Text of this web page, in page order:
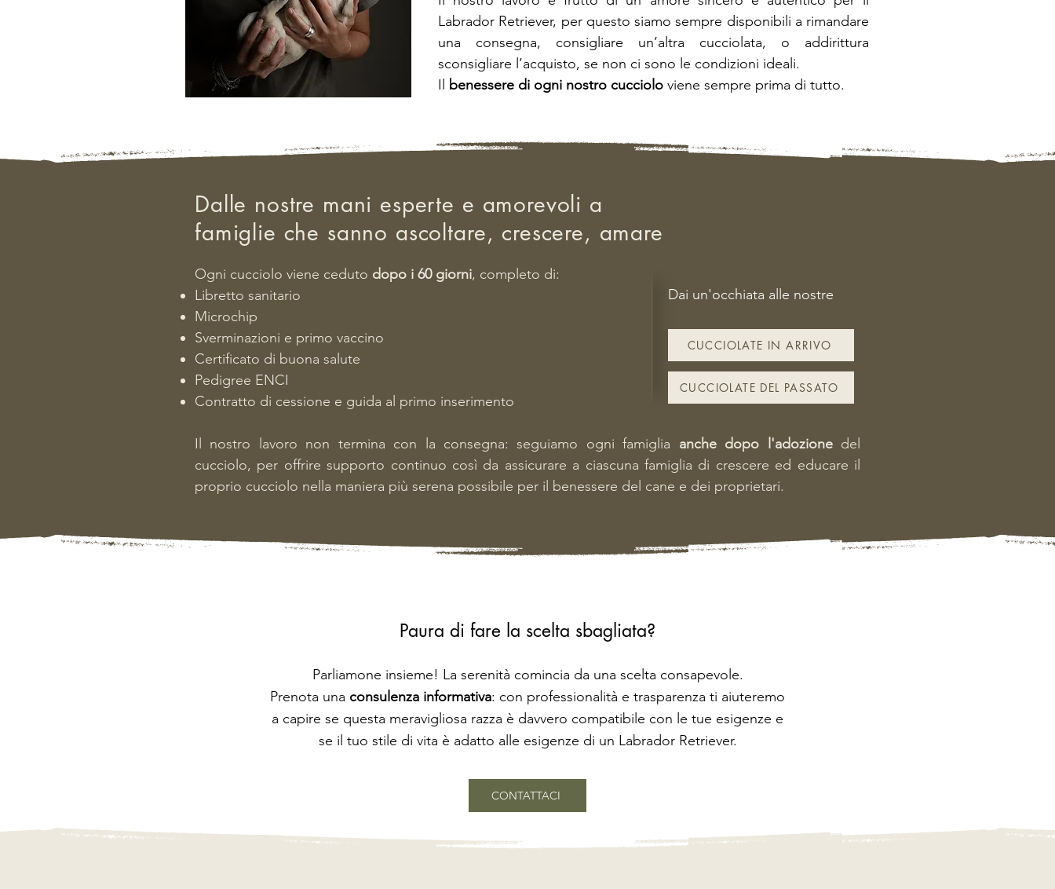
Labrador Retriever, per questo siamo sempre disponibili a rimandare
una consegna, consigliare un’altra cucciolata, o addirittura
sconsigliare l’acquisto, se non ci sono le condizioni ideali.
Il benessere di ogni nostro cucciolo viene sempre prima di tutto.
Dalle nostre mani esperte e amorevoli a
famiglie che sanno ascoltare, crescere, amare
​Ogni cucciolo viene ceduto dopo i 60 giorni, completo di:
Libretto sanitario
Microchip
Sverminazioni e primo vaccino
Certificato di buona salute
Pedigree ENCI
Contratto di cessione e guida al primo inserimento
Il nostro lavoro non termina con la consegna: seguiamo ogni famiglia anche dopo l'adozionedel
cucciolo, per offrire supporto continuo così da assicurare a ciascuna famiglia di crescere ed educare il
proprio cucciolo nella maniera più serena possibile per il benessere del cane e dei proprietari.
Dai un'occhiata alle nostre
CUCCIOLATE IN ARRIVO
CUCCIOLATE DEL PASSATO
Paura di fare la scelta sbagliata?
Parliamone insieme! La serenità comincia da una scelta consapevole.
Prenota una consulenza informativa: con professionalità e trasparenza ti aiuteremo
a capire se questa meravigliosa razza è davvero compatibile con le tue esigenze e
se il tuo stile di vita è adatto alle esigenze di un Labrador Retriever.
CONTATTACI